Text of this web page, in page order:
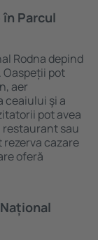
Parcul
Rodna depind
Oaspeții pot
aer
ceaiului şi a
pot avea
restaurant sau
rezerva cazare
oferă